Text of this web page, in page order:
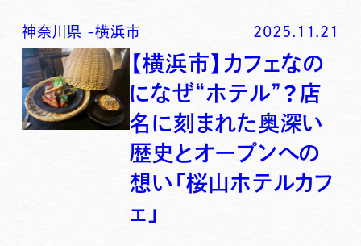
神奈川県 -横浜市 2025.11.21
【横浜市】カフェなの
になぜ“ホテル”？店
名に刻まれた奥深い
歴史とオープンへの
想い「桜山ホテルカフ
ェ」